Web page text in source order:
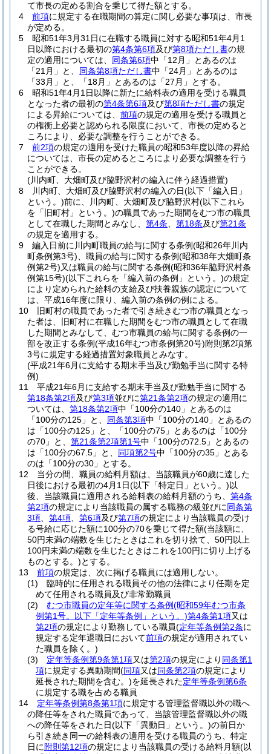
て市長の定める割合を乗じて得た額とする。
4
前項に規定する在職期間の算定に関し必要な事項は、市長
が定める。
5
昭和51年3月31日に在職する職員に対する昭和51年4月1
日以降における最初の第4条第6項及び第8項ただし書の規
定の適用については、 同条第6項中「12月」とあるのは
「21月」と、 同条第8項ただし書中「24月」とあるのは
「33月」と、「18月」とあるのは「27月」とする。
6
昭和51年4月1日以降に新たに給料表の適用を受ける職員
となった者の最初の第4条第6項及び第8項ただし書の規定
による昇給については、 前項の規定の適用を受ける職員と
の権衡上必要と認められる限度において、市長の定めると
ころにより、必要な調整を行うことができる。
7
前2項の規定の適用を受けた職員の昭和53年度以降の昇給
については、市長の定めるところにより必要な調整を行う
ことができる。
(川内町、大畑町及び脇野沢村の編入に伴う経過措置)
8
川内町、大畑町及び脇野沢村の編入の日(以下「編入日」
という。)前に、川内町、大畑町及び脇野沢村(以下これら
を「旧町村」という。)の職員であった期間をむつ市の職員
として在職した期間とみなし、 第4条 第18条及び第21条
の規定を適用する。
9
編入日前に川内町職員の給与に関する条例(昭和26年川内
町条例第3号) 、職員の給与に関する条例(昭和38年大畑町条
例第2号)又は職員の給与に関する条例(昭和36年脇野沢村条
例第15号)(以下これらを「編入前の条例」という。)の規定
により定められた給料の支給及び扶養親族の認定について
は、平成16年度に限り、編入前の条例の例による。
10
旧町村の職員であった者で引き続きむつ市の職員となっ
た者は、旧町村に在職した期間をむつ市の職員として在職
した期間とみなして、むつ市職員の給与に関する条例の一
部を改正する条例(平成16年むつ市条例第20号)附則第2項第
3号に規定する経過措置対象職員とみなす。
(平成21年6月に支給する期末手当及び勤勉手当に関する特
例)
11
平成21年6月に支給する期末手当及び勤勉手当に関する
第18条第2項及び第3項並びに第21条第2項の規定の適用に
ついては、 第18条第2項中「100分の140」とあるのは
「100分の125」と、 同条第3項中「100分の140」とあるの
は「100分の125」と、「100分の75」とあるのは「100分
の70」と、 第21条第2項第1号中「100分の72.5」とあるの
は「100分の67.5」と、 同項第2号中「100分の35」とある
のは「100分の30」とする。
12
当分の間、職員の給料月額は、当該職員が60歳に達した
日後における最初の4月1日(以下「特定日」という。)以
後、当該職員に適用される給料表の給料月額のうち、 第4条
第2項の規定により当該職員の属する職務の級並びに同条第
3項
第4項 第6項及び第7項の規定により当該職員の受け
る号給に応じた額に100分の70を乗じて得た額(当該額に、
50円未満の端数を生じたときはこれを切り捨て、50円以上
100円未満の端数を生じたときはこれを100円に切り上げる
ものとする。)とする。
13
前項の規定は、次に掲げる職員には適用しない。
(1)
臨時的に任用される職員その他の法律により任期を定
めて任用される職員及び非常勤職員
(2)
むつ市職員の定年等に関する条例(昭和59年むつ市条
例第1号。以下「定年等条例」という。)第4条第1項又は
第2項の規定により勤務している職員(定年等条例第2条に
規定する定年退職日において前項の規定が適用されてい
た職員を除く。)
(3)
定年等条例第9条第1項又は第2項の規定により 同条第1
項に規定する異動期間(同項又は同条第2項の規定により
延長された期間を含む。)を延長された定年等条例第6条
に規定する職を占める職員
14
定年等条例第8条第1項に規定する管理監督職以外の職へ
の降任等をされた職員であって、当該管理監督職以外の職
への降任等をされた日(以下「異動日」という。)の前日か
ら引き続き同一の給料表の適用を受ける職員のうち、特定
日に 附則第12項の規定により当該職員の受ける給料月額(以